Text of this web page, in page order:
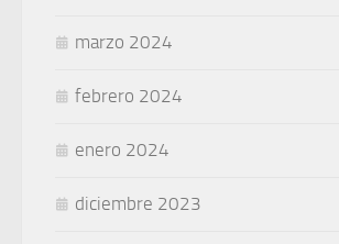
marzo 2024
febrero 2024
enero 2024
diciembre 2023